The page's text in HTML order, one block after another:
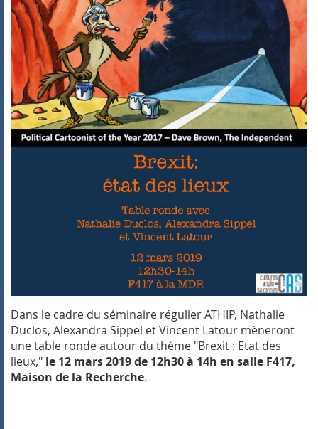
Dans le cadre du séminaire régulier ATHIP, Nathalie
Duclos, Alexandra Sippel et Vincent Latour mèneront
une table ronde autour du thème "Brexit : Etat des
lieux," le 12 mars 2019 de 12h30 à 14h en salle F417,
Maison de la Recherche.